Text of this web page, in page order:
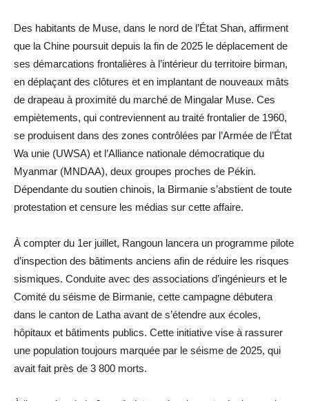
Des habitants de Muse, dans le nord de l’État Shan, affirment
que la Chine poursuit depuis la fin de 2025 le déplacement de
ses démarcations frontalières à l’intérieur du territoire birman,
en déplaçant des clôtures et en implantant de nouveaux mâts
de drapeau à proximité du marché de Mingalar Muse. Ces
empiètements, qui contreviennent au traité frontalier de 1960,
se produisent dans des zones contrôlées par l’Armée de l’État
Wa unie (UWSA) et l’Alliance nationale démocratique du
Myanmar (MNDAA), deux groupes proches de Pékin.
Dépendante du soutien chinois, la Birmanie s’abstient de toute
protestation et censure les médias sur cette affaire.
À compter du 1er juillet, Rangoun lancera un programme pilote
d’inspection des bâtiments anciens afin de réduire les risques
sismiques. Conduite avec des associations d’ingénieurs et le
Comité du séisme de Birmanie, cette campagne débutera
dans le canton de Latha avant de s’étendre aux écoles,
hôpitaux et bâtiments publics. Cette initiative vise à rassurer
une population toujours marquée par le séisme de 2025, qui
avait fait près de 3 800 morts.